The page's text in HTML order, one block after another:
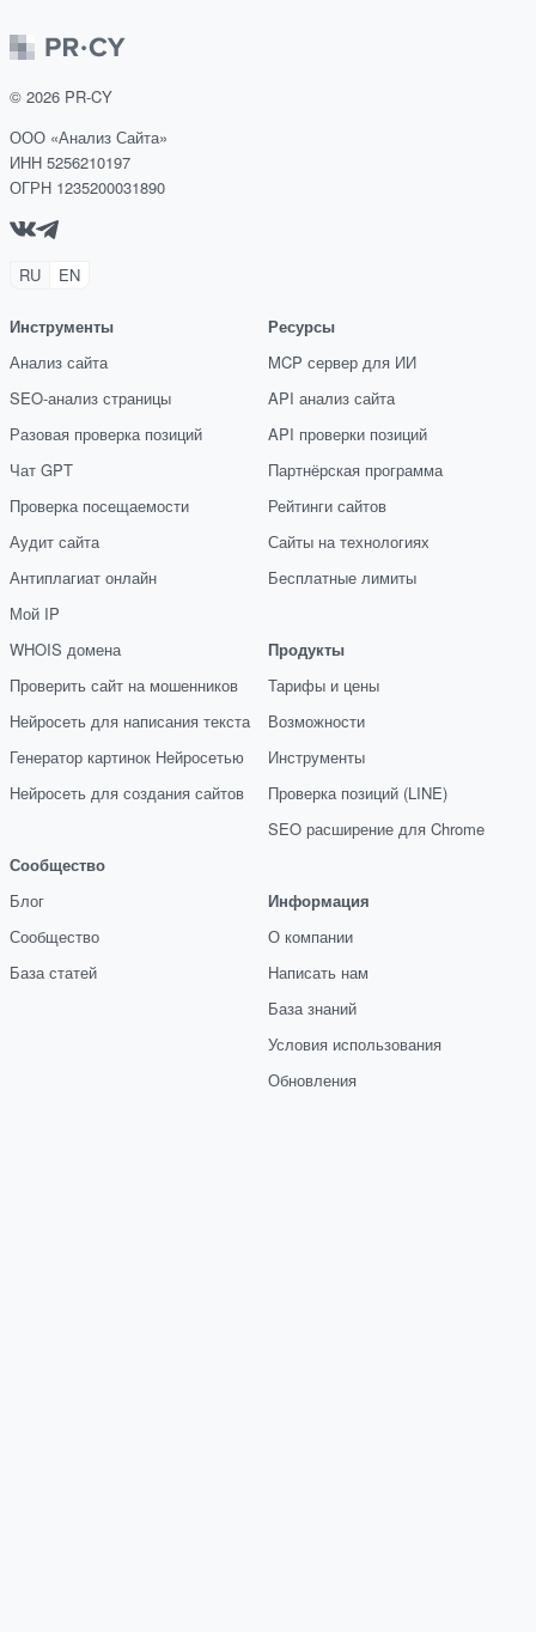
© 2026 PR-CY
ООО «Анализ Сайта»
ИНН 5256210197
ОГРН 1235200031890
RU EN
Инструменты
Анализ сайта
SEO-анализ страницы
Разовая проверка позиций
Чат GPT
Проверка посещаемости
Аудит сайта
Антиплагиат онлайн
Мой IP
WHOIS домена
Проверить сайт на мошенников
Нейросеть для написания текста
Генератор картинок Нейросетью
Нейросеть для создания сайтов
Сообщество
Блог
Сообщество
База статей
Ресурсы
MCP сервер для ИИ
API анализ сайта
API проверки позиций
Партнёрская программа
Рейтинги сайтов
Сайты на технологиях
Бесплатные лимиты
Продукты
Тарифы и цены
Возможности
Инструменты
Проверка позиций (LINE)
SEO расширение для Chrome
Информация
О компании
Написать нам
База знаний
Условия использования
Обновления